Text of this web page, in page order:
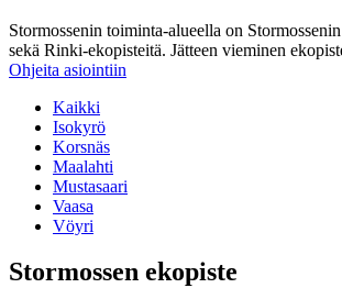
Stormossenin toiminta-alueella on
sekä Rinki-ekopisteitä. Jätteen vieminen
Ohjeita asiointiin
Kaikki
Isokyrö
Korsnäs
Maalahti
Mustasaari
Vaasa
Vöyri
Stormossen ekopiste